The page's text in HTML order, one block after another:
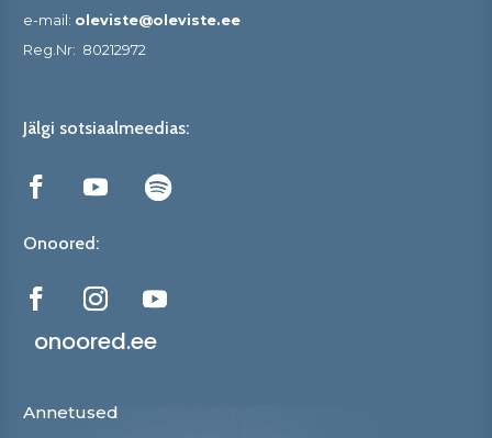
e-mail: oleviste@oleviste.ee
Reg.Nr: 80212972
Jälgi sotsiaalmeedias:
Onoored:
onoored.ee
Annetused